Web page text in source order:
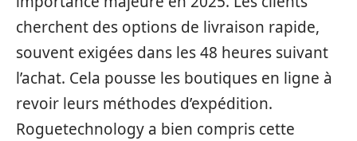
cherchent des options de livraison rapide,
souvent exigées dans les 48 heures suivant
l’achat. Cela pousse les boutiques en ligne à
revoir leurs méthodes d’expédition.
Roguetechnology a bien compris cette